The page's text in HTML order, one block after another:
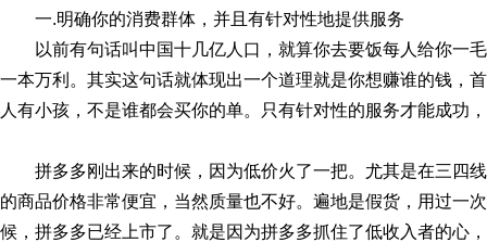
一.明确你的消费群体，并且有针对性地提供服务
以前有句话叫中国十几亿人口，就算你去要饭每人给你一
一本万利。其实这句话就体现出一个道理就是你想赚谁的钱，
人有小孩，不是谁都会买你的单。只有针对性的服务才能成功
拼多多刚出来的时候，因为低价火了一把。尤其是在三四
的商品价格非常便宜，当然质量也不好。遍地是假货，用过一
候，拼多多已经上市了。就是因为拼多多抓住了低收入者的心